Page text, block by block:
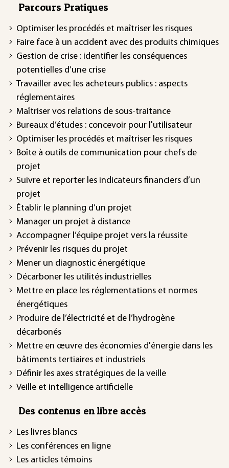
Parcours Pratiques
Optimiser les procédés et maîtriser les risques
Faire face à un accident avec des produits chimiques
Gestion de crise : identifier les conséquences
potentielles d’une crise
Travailler avec les acheteurs publics : aspects
réglementaires
Maîtriser vos relations de sous-traitance
Bureaux d’études : concevoir pour l'utilisateur
Optimiser les procédés et maîtriser les risques
Boîte à outils de communication pour chefs de
projet
Suivre et reporter les indicateurs financiers d’un
projet
Établir le planning d’un projet
Manager un projet à distance
Accompagner l’équipe projet vers la réussite
Prévenir les risques du projet
Mener un diagnostic énergétique
Décarboner les utilités industrielles
Mettre en place les réglementations et normes
énergétiques
Produire de l’électricité et de l’hydrogène
décarbonés
Mettre en œuvre des économies d'énergie dans les
bâtiments tertiaires et industriels
Définir les axes stratégiques de la veille
Veille et intelligence artificielle
Des contenus en libre accès
Les livres blancs
Les conférences en ligne
Les articles témoins